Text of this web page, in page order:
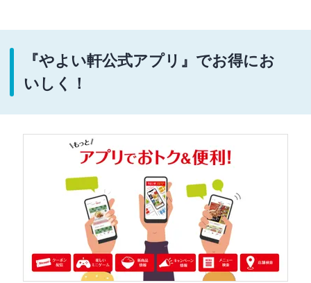
『やよい軒公式アプリ』でお得にお
いしく！